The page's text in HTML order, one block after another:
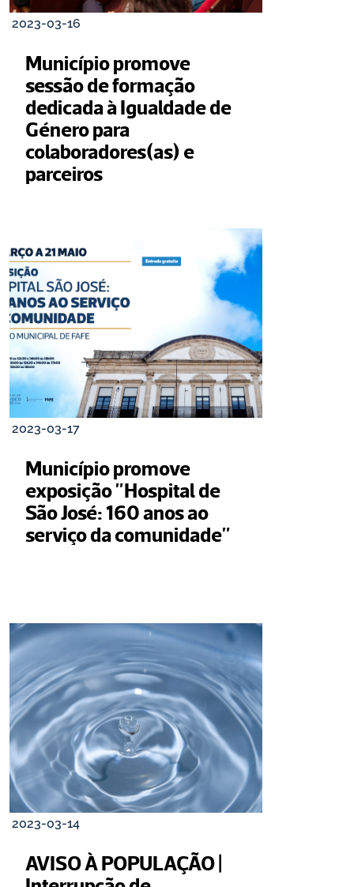
2023-03-16
Município promove
sessão de formação
dedicada à Igualdade de
Género para
colaboradores(as) e
parceiros
2023-03-17
Município promove
exposição "Hospital de
São José: 160 anos ao
2023-03-14
AVISO À POPULAÇÃO |